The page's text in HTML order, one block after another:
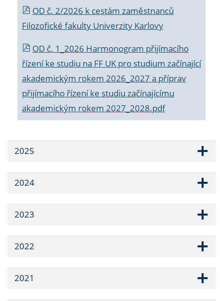
OD č. 2/2026 k cestám zaměstnanců
Filozofické fakulty Univerzity Karlovy
OD č. 1_2026 Harmonogram přijímacího
řízení ke studiu na FF UK pro studium začínající
akademickým rokem 2026_2027 a příprav
přijímacího řízení ke studiu začínajícímu
akademickým rokem 2027_2028.pdf
2025
2024
2023
2022
2021